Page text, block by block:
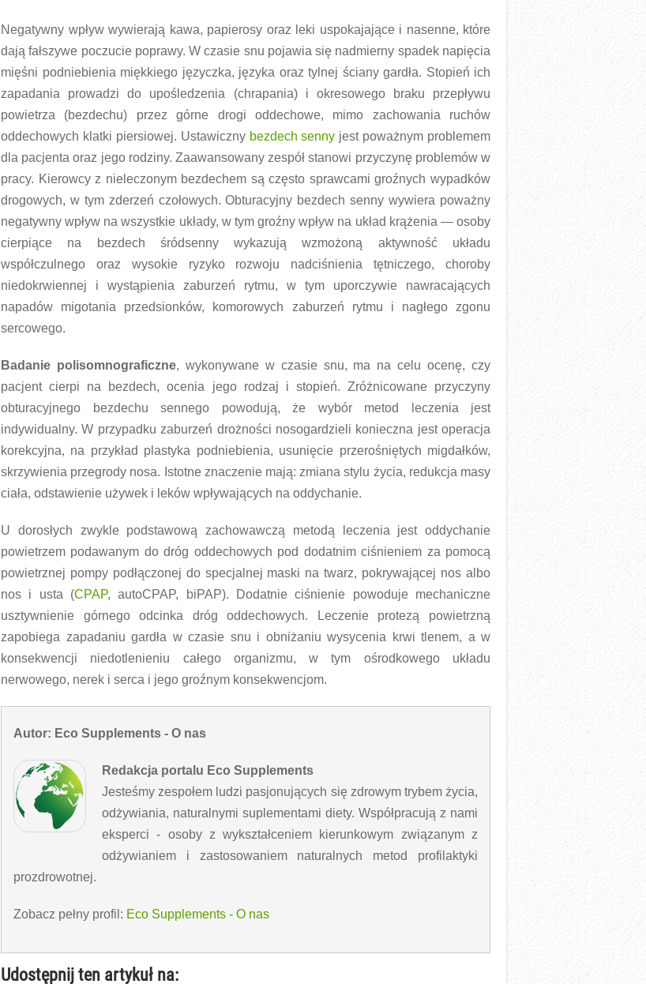
Negatywny wpływ wywierają kawa, papierosy oraz leki uspokajające i nasenne, które
dają fałszywe poczucie poprawy. W czasie snu pojawia się nadmierny spadek napięcia
mięśni podniebienia miękkiego języczka, języka oraz tylnej ściany gardła. Stopień ich
zapadania prowadzi do upośledzenia (chrapania) i okresowego braku przepływu
powietrza (bezdechu) przez górne drogi oddechowe, mimo zachowania ruchów
oddechowych klatki piersiowej. Ustawiczny bezdech senny jest poważnym problemem
dla pacjenta oraz jego rodziny. Zaawansowany zespół stanowi przyczynę problemów w
pracy. Kierowcy z nieleczonym bezdechem są często sprawcami groźnych wypadków
drogowych, w tym zderzeń czołowych. Obturacyjny bezdech senny wywiera poważny
negatywny wpływ na wszystkie układy, w tym groźny wpływ na układ krążenia — osoby
cierpiące na bezdech śródsenny wykazują wzmożoną aktywność układu
współczulnego oraz wysokie ryzyko rozwoju nadciśnienia tętniczego, choroby
niedokrwiennej i wystąpienia zaburzeń rytmu, w tym uporczywie nawracających
napadów migotania przedsionków, komorowych zaburzeń rytmu i nagłego zgonu
sercowego.
Badanie polisomnograficzne, wykonywane w czasie snu, ma na celu ocenę, czy
pacjent cierpi na bezdech, ocenia jego rodzaj i stopień. Zróżnicowane przyczyny
obturacyjnego bezdechu sennego powodują, że wybór metod leczenia jest
indywidualny. W przypadku zaburzeń drożności nosogardzieli konieczna jest operacja
korekcyjna, na przykład plastyka podniebienia, usunięcie przerośniętych migdałków,
skrzywienia przegrody nosa. Istotne znaczenie mają: zmiana stylu życia, redukcja masy
ciała, odstawienie używek i leków wpływających na oddychanie.
U dorosłych zwykle podstawową zachowawczą metodą leczenia jest oddychanie
powietrzem podawanym do dróg oddechowych pod dodatnim ciśnieniem za pomocą
powietrznej pompy podłączonej do specjalnej maski na twarz, pokrywającej nos albo
nos i usta (CPAP, autoCPAP, biPAP). Dodatnie ciśnienie powoduje mechaniczne
usztywnienie górnego odcinka dróg oddechowych. Leczenie protezą powietrzną
zapobiega zapadaniu gardła w czasie snu i obniżaniu wysycenia krwi tlenem, a w
konsekwencji niedotlenieniu całego organizmu, w tym ośrodkowego układu
nerwowego, nerek i serca i jego groźnym konsekwencjom.
Autor: Eco Supplements - O nas
Redakcja portalu Eco Supplements
Jesteśmy zespołem ludzi pasjonujących się zdrowym trybem życia,
odżywiania, naturalnymi suplementami diety. Współpracują z nami
eksperci - osoby z wykształceniem kierunkowym związanym z
odżywianiem i zastosowaniem naturalnych metod profilaktyki
prozdrowotnej.
Zobacz pełny profil: Eco Supplements - O nas
Udostępnij ten artykuł na: